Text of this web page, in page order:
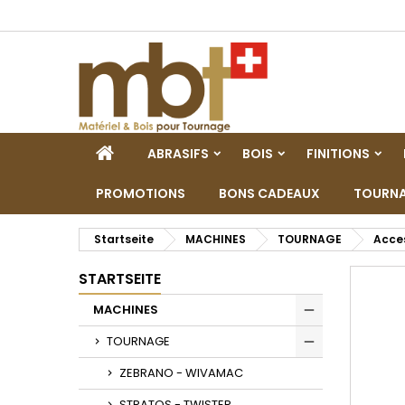
STARTSEITE
ABRASIFS BOIS FINITIONS
PROMOTIONS BONS CADEAUX
Startseite MACHINES TOURNAGE
STARTSEITE
MACHINES
TOURNAGE
ZEBRANO - WIVAMAC